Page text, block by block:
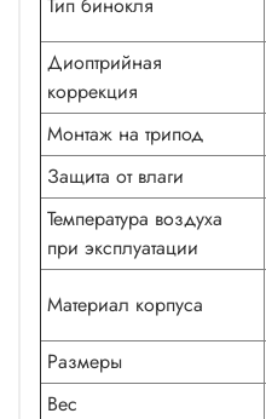
Диоптрийная
коррекция
Монтаж на трипод
Защита от влаги
Температура воздуха
при эксплуатации
Материал корпуса
Размеры
Вес